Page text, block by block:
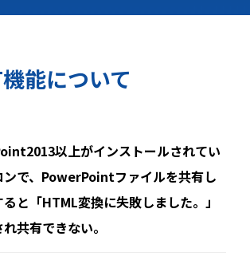
能について
以上がインストールされてい
ンで、PowerPointファイルを共有し
と「HTML変換に失敗しました。」
共有できない。